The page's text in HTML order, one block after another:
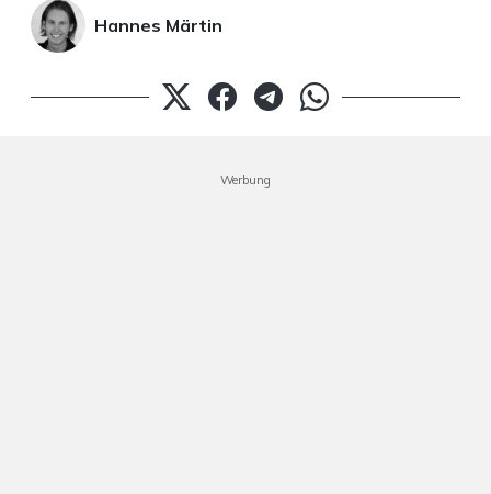
Hannes Märtin
Werbung